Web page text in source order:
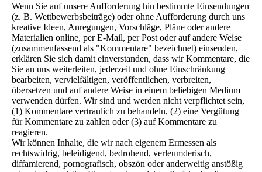
Wenn Sie auf unsere Aufforderung hin bestimmte Einsendungen
(z. B. Wettbewerbsbeiträge) oder ohne Aufforderung durch uns
kreative Ideen, Anregungen, Vorschläge, Pläne oder andere
Materialien online, per E-Mail, per Post oder auf andere Weise
(zusammenfassend als "Kommentare" bezeichnet) einsenden,
erklären Sie sich damit einverstanden, dass wir Kommentare, die
Sie an uns weiterleiten, jederzeit und ohne Einschränkung
bearbeiten, vervielfältigen, veröffentlichen, verbreiten,
übersetzen und auf andere Weise in einem beliebigen Medium
verwenden dürfen. Wir sind und werden nicht verpflichtet sein,
(1) Kommentare vertraulich zu behandeln, (2) eine Vergütung
für Kommentare zu zahlen oder (3) auf Kommentare zu
reagieren.
Wir können Inhalte, die wir nach eigenem Ermessen als
rechtswidrig, beleidigend, bedrohend, verleumderisch,
diffamierend, pornografisch, obszön oder anderweitig anstößig